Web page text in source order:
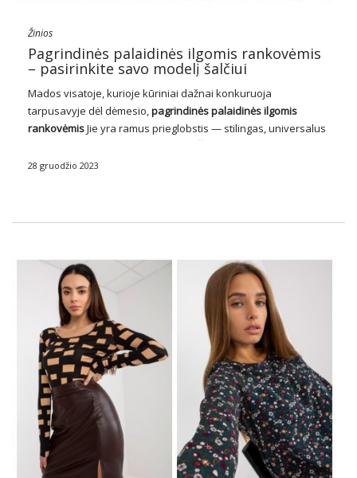
Žinios
Pagrindinės palaidinės ilgomis rankovėmis
– pasirinkite savo modelį šalčiui
Mados visatoje, kurioje kūriniai dažnai konkuruoja
tarpusavyje dėl dėmesio,pagrindinės palaidinės ilgomis
rankovėmisJie yra ramus prieglobstis — stilingas, universalus
akivaizdaus paprastumo, yra tarsi gryna drobė, paruošta
28 gruodžio 2023